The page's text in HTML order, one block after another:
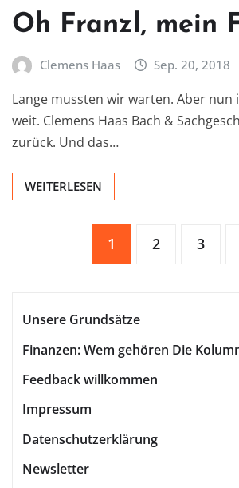
Oh Franzl, mein
Clemens Haas Sep. 20, 2018
Lange mussten wir warten. Aber nun
weit. Clemens Haas Bach &
zurück. Und das…
WEITERLESEN
Beiträge
1 2 3
Unsere Grundsätze
Finanzen: Wem gehören Die
Feedback willkommen
Impressum
Datenschutzerklärung
Newsletter